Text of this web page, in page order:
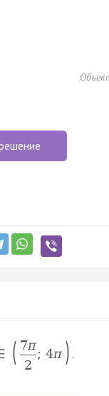
( 7π
2
; 4π ) .